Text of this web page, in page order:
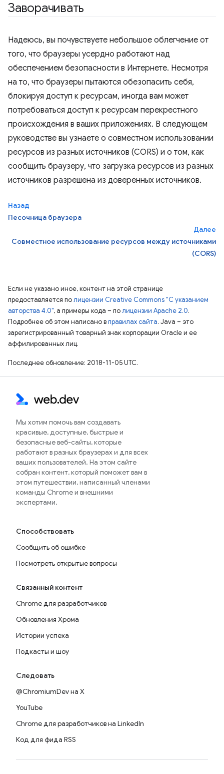
Заворачивать
Надеюсь, вы почувствуете небольшое облегчение от
того, что браузеры усердно работают над
обеспечением безопасности в Интернете. Несмотря
на то, что браузеры пытаются обезопасить себя,
блокируя доступ к ресурсам, иногда вам может
потребоваться доступ к ресурсам перекрестного
происхождения в ваших приложениях. В следующем
руководстве вы узнаете о совместном использовании
ресурсов из разных источников (CORS) и о том, как
сообщить браузеру, что загрузка ресурсов из разных
источников разрешена из доверенных источников.
Назад
Песочница браузера
Далее
Совместное использование ресурсов между источниками
(CORS)
Если не указано иное, контент на этой странице
предоставляется полицензии Creative Commons "С указанием
авторства 4.0", а примеры кода – полицензии Apache 2.0.
Подробнее об этом написано вправилах сайта. Java – это
зарегистрированный товарный знак корпорации Oracle и ее
аффилированных лиц.
Последнее обновление: 2018-11-05 UTC.
Мы хотим помочь вам создавать
красивые, доступные, быстрые и
безопасные веб-сайты, которые
работают в разных браузерах и для всех
ваших пользователей. На этом сайте
собран контент, который поможет вам в
этом путешествии, написанный членами
команды Chrome и внешними
экспертами.
Способствовать
Сообщить об ошибке
Посмотреть открытые вопросы
Связанный контент
Chrome для разработчиков
Обновления Хрома
Истории успеха
Подкасты и шоу
Следовать
@ChromiumDev на X
YouTube
Chrome для разработчиков на LinkedIn
Код для фида RSS